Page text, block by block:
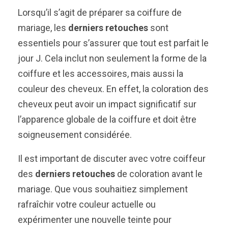
Lorsqu’il s’agit de préparer sa coiffure de
mariage, les derniers retouches sont
essentiels pour s’assurer que tout est parfait le
jour J. Cela inclut non seulement la forme de la
coiffure et les accessoires, mais aussi la
couleur des cheveux. En effet, la coloration des
cheveux peut avoir un impact significatif sur
l’apparence globale de la coiffure et doit être
soigneusement considérée.
Il est important de discuter avec votre coiffeur
des derniers retouches de coloration avant le
mariage. Que vous souhaitiez simplement
rafraîchir votre couleur actuelle ou
expérimenter une nouvelle teinte pour